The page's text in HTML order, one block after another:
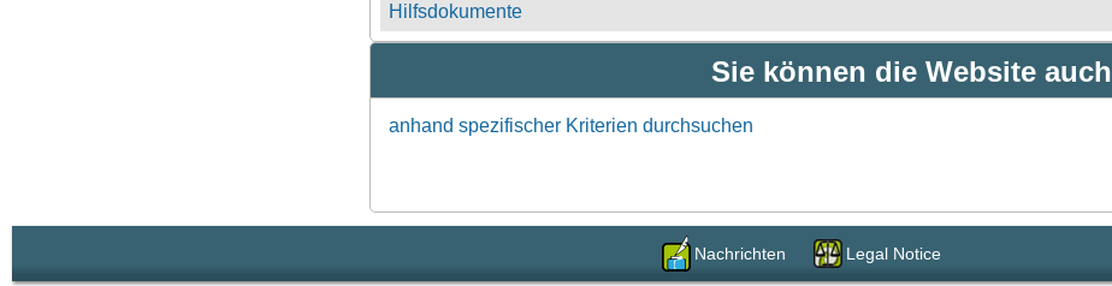
Hilfsdokumente
Sie können die Website auch
anhand spezifischer Kriterien durchsuchen
Nachrichten Legal Notice